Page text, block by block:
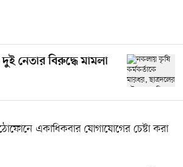
নেতার বিরুদ্ধে মামলা
একাধিকবার যোগাযোগের চেষ্টা করা